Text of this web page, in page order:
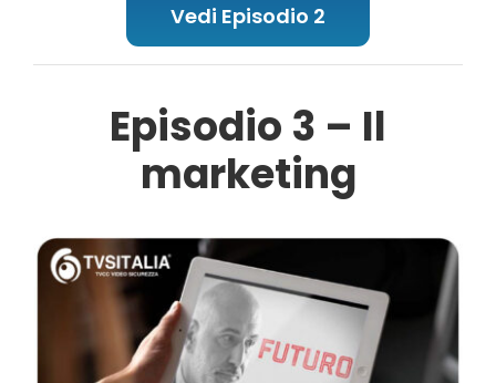
Vedi Episodio 2
Episodio 3 – Il
marketing